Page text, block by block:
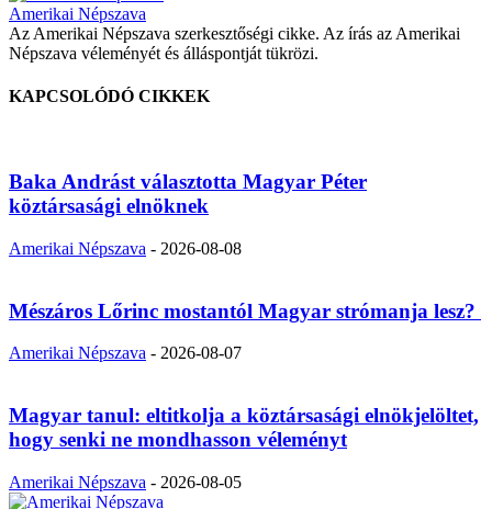
Amerikai Népszava
Az Amerikai Népszava szerkesztőségi cikke. Az írás az Amerikai
Népszava véleményét és álláspontját tükrözi.
KAPCSOLÓDÓ CIKKEK
Baka Andrást választotta Magyar Péter
köztársasági elnöknek
Amerikai Népszava - 2026-08-08
Mészáros Lőrinc mostantól Magyar strómanja lesz?
Amerikai Népszava - 2026-08-07
Magyar tanul: eltitkolja a köztársasági elnökjelöltet,
hogy senki ne mondhasson véleményt
Amerikai Népszava - 2026-08-05